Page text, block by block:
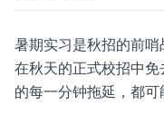
暑期实习是秋招的前
在秋天的正式校招中
的每一分钟拖延，都可